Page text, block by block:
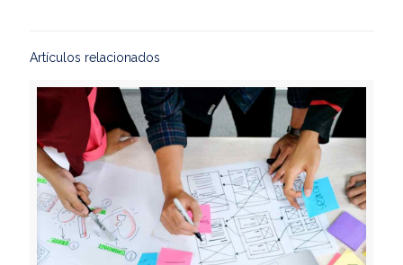
Artículos relacionados